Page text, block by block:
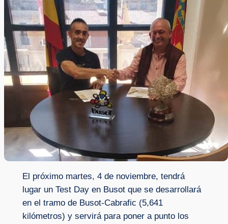
El próximo martes, 4 de noviembre, tendrá
lugar un Test Day en Busot que se desarrollará
en el tramo de Busot-Cabrafic (5,641
kilómetros) y servirá para poner a punto los